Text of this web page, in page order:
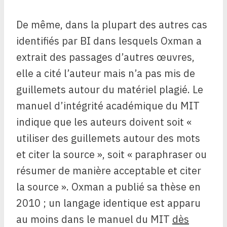
De même, dans la plupart des autres cas
identifiés par BI dans lesquels Oxman a
extrait des passages d’autres œuvres,
elle a cité l’auteur mais n’a pas mis de
guillemets autour du matériel plagié. Le
manuel d’intégrité académique du MIT
indique que les auteurs doivent soit «
utiliser des guillemets autour des mots
et citer la source », soit « paraphraser ou
résumer de manière acceptable et citer
la source ». Oxman a publié sa thèse en
2010 ; un langage identique est apparu
au moins dans le manuel du MIT dès